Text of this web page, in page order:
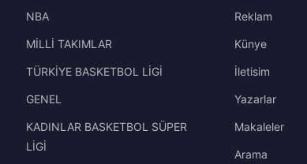
NBA
MİLLİ TAKIMLAR
TÜRKİYE BASKETBOL LİGİ
GENEL
KADINLAR BASKETBOL SÜPER
LİGİ
Reklam
Künye
İletisim
Yazarlar
Makaleler
Arama